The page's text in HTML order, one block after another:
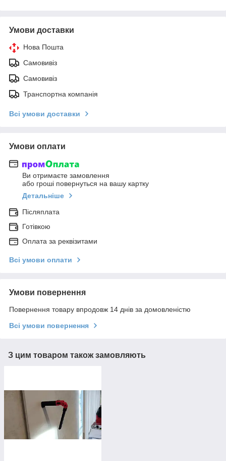
Умови доставки
Нова Пошта
Самовивіз
Самовивіз
Транспортна компанія
Всі умови доставки
Умови оплати
Ви отримаєте замовлення
або гроші повернуться на вашу картку
Детальніше
Післяплата
Готівкою
Оплата за реквізитами
Всі умови оплати
Умови повернення
Повернення товару впродовж 14 днів за домовленістю
Всі умови повернення
З цим товаром також замовляють